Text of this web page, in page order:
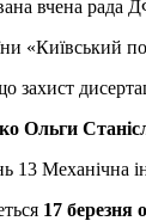
вчена рада
«Київський
захист
Ольги
13
17 березня